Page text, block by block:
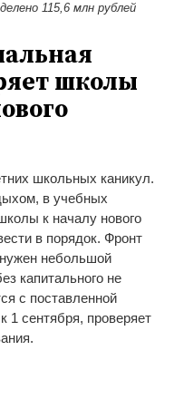
115,6 млн рублей
школы
школьных каникул.
в учебных
к началу нового
в порядок. Фронт
небольшой
капитального не
с поставленной
1 сентября, проверяет